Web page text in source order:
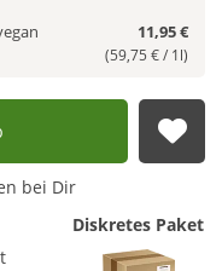
11,95 €
(59,75 € / 1l)
bei Dir
Diskretes Paket